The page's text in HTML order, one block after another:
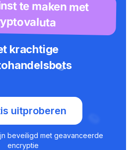
te maken met
krachtige
uitproberen
beveiligd met geavanceerde
encryptie